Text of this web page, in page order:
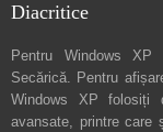
Diacritice
Pentru Windows
Secărică. Pentru
Windows XP folosiți
avansate, printre care